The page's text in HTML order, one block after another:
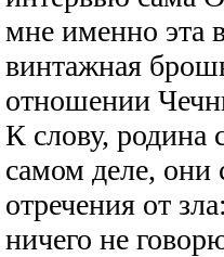
мне именно эта
винтажная
отношении
К слову, родина
самом деле,
отречения от
ничего не